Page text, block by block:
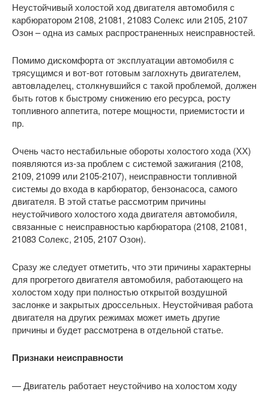
Неустойчивый холостой ход двигателя автомобиля с
карбюратором 2108, 21081, 21083 Солекс или 2105, 2107
Озон – одна из самых распространенных неисправностей.
Помимо дискомфорта от эксплуатации автомобиля с
трясущимся и вот-вот готовым заглохнуть двигателем,
автовладелец, столкнувшийся с такой проблемой, должен
быть готов к быстрому снижению его ресурса, росту
топливного аппетита, потере мощности, приемистости и
пр.
Очень часто нестабильные обороты холостого хода (ХХ)
появляются из-за проблем с системой зажигания (2108,
2109, 21099 или 2105-2107), неисправности топливной
системы до входа в карбюратор, бензонасоса, самого
двигателя. В этой статье рассмотрим причины
неустойчивого холостого хода двигателя автомобиля,
связанные с неисправностью карбюратора (2108, 21081,
21083 Солекс, 2105, 2107 Озон).
Сразу же следует отметить, что эти причины характерны
для прогретого двигателя автомобиля, работающего на
холостом ходу при полностью открытой воздушной
заслонке и закрытых дроссельных. Неустойчивая работа
двигателя на других режимах может иметь другие
причины и будет рассмотрена в отдельной статье.
Признаки неисправности
— Двигатель работает неустойчиво на холостом ходу